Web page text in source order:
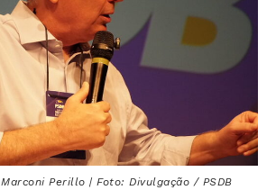
Perillo | Foto: Divulgação / PSDB